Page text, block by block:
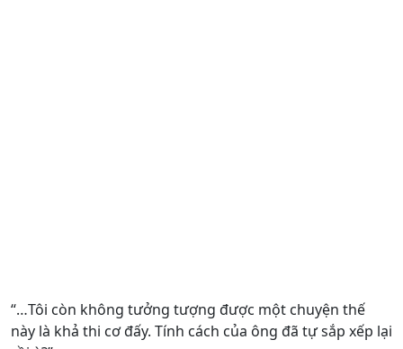
“…Tôi còn không tưởng tượng được một chuyện thế
này là khả thi cơ đấy. Tính cách của ông đã tự sắp xếp lại